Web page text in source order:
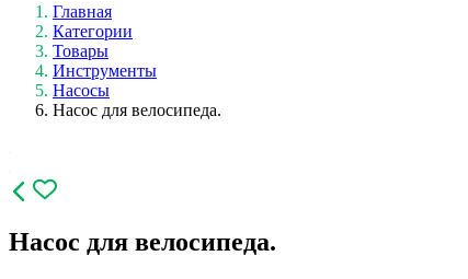
Главная
Категории
Товары
Инструменты
Насосы
Насос для велосипеда.
Насос для велосипеда.